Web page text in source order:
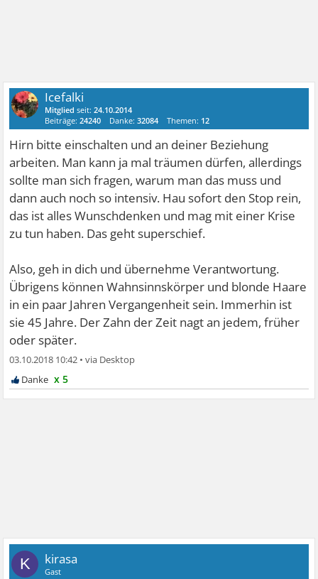
Icefalki
Mitglied seit:24.10.2014
Beiträge:24240 Danke:32084 Themen: 12
Hirn bitte einschalten und an deiner Beziehung
arbeiten. Man kann ja mal träumen dürfen, allerdings
sollte man sich fragen, warum man das muss und
dann auch noch so intensiv. Hau sofort den Stop rein,
das ist alles Wunschdenken und mag mit einer Krise
zu tun haben. Das geht superschief.
Also, geh in dich und übernehme Verantwortung.
Übrigens können Wahnsinnskörper und blonde Haare
in ein paar Jahren Vergangenheit sein. Immerhin ist
sie 45 Jahre. Der Zahn der Zeit nagt an jedem, früher
oder später.
03.10.2018 10:42 •
x 5
K kirasa
Gast